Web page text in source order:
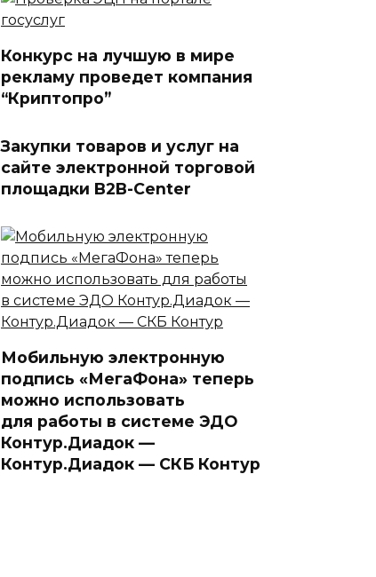
Конкурс на лучшую в мире
рекламу проведет компания
“Криптопро”
Закупки товаров и услуг на
сайте электронной торговой
площадки B2B-Center
Мобильную электронную
подпись «МегаФона» теперь
можно использовать
для работы в системе ЭДО
Контур.Диадок —
Контур.Диадок — СКБ Контур